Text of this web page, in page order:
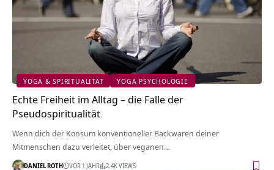
YOGA & SPIRITUALITÄT YOGA PSYCHOLOGIE
Echte Freiheit im Alltag – die Falle der
Pseudospiritualität
Wenn dich der Konsum konventioneller Backwaren deiner
Mitmenschen dazu verleitet, über veganen…
DANIEL ROTH VOR 1 JAHR 2.4K VIEWS